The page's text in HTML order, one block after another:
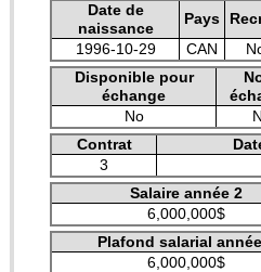
Date de
naissance
Pays
1996-10-29
CAN
Disponible pour
échange
No
Contrat
3
Salaire année 2
6,000,000$
Plafond salarial
6,000,000$